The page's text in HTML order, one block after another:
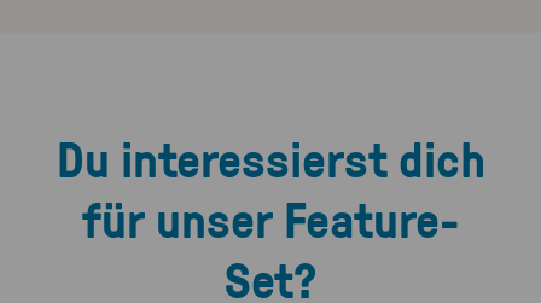
Du interessierst dich
für unser Feature-
Set?